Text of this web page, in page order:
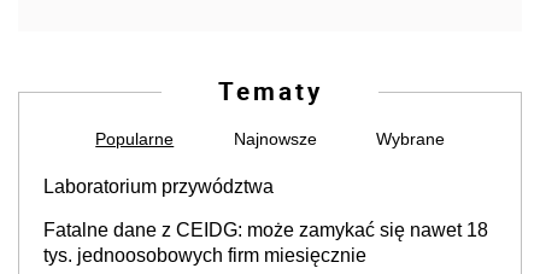
Tematy
Popularne Najnowsze Wybrane
Laboratorium przywództwa
Fatalne dane z CEIDG: może zamykać się nawet 18
tys. jednoosobowych firm miesięcznie